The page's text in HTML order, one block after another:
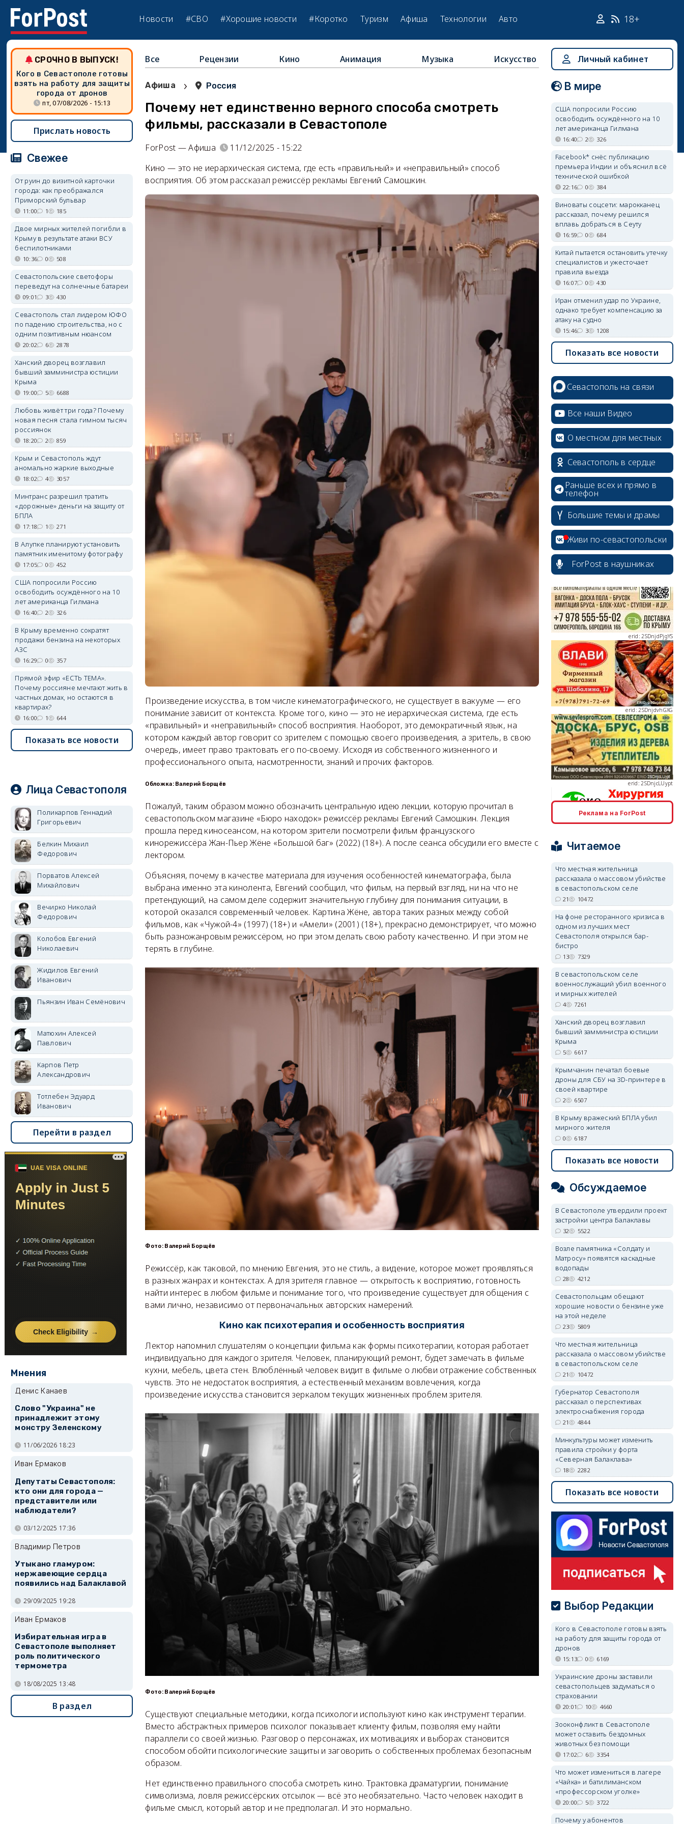
Новости #СВО #Хорошие новости #Коротко Туризм Афиша Технологии Авто 18+
Все Рецензии Кино Анимация Музыка Искусство
Афиша › Россия
Почему нет единственно верного способа смотреть
фильмы, рассказали в Севастополе
ForPost — Афиша
11/12/2025 - 15:22
Кино — это не иерархическая система, где есть «правильный» и «неправильный» способ
восприятия. Об этом рассказал режиссёр рекламы Евгений Самошкин.
Произведение искусства, в том числе кинематографического, не существует в вакууме — его
понимание зависит от контекста. Кроме того, кино — это не иерархическая система, где есть
«правильный» и «неправильный» способ восприятия. Наоборот, это демократичный язык, на
котором каждый автор говорит со зрителем с помощью своего произведения, а зритель, в свою
очередь, имеет право трактовать его по-своему. Исходя из собственного жизненного и
профессионального опыта, насмотренности, знаний и прочих факторов.
Обложка: Валерий Борщёв
Пожалуй, таким образом можно обозначить центральную идею лекции, которую прочитал в
севастопольском магазине «Бюро находок» режиссёр рекламы Евгений Самошкин. Лекция
прошла перед киносеансом, на котором зрители посмотрели фильм французского
кинорежиссёра Жан-Пьер Жёне «Большой баг» (2022) (18+). А после сеанса обсудили его вместе с
лектором.
Объясняя, почему в качестве материала для изучения особенностей кинематографа, была
выбрана именно эта кинолента, Евгений сообщил, что фильм, на первый взгляд, ни на что не
претендующий, на самом деле содержит значительную глубину для понимания ситуации, в
которой оказался современный человек. Картина Жёне, автора таких разных между собой
фильмов, как «Чужой-4» (1997) (18+) и «Амели» (2001) (18+), прекрасно демонстрирует, что можно
быть разножанровым режиссёром, но при этом делать свою работу качественно. И при этом не
терять в глубине.
Фото: Валерий Борщёв
Режиссёр, как таковой, по мнению Евгения, это не стиль, а видение, которое может проявляться
в разных жанрах и контекстах. А для зрителя главное — открытость к восприятию, готовность
найти интерес в любом фильме и понимание того, что произведение существует для общения с
вами лично, независимо от первоначальных авторских намерений.
Кино как психотерапия и особенность восприятия
Лектор напомнил слушателям о концепции фильма как формы психотерапии, которая работает
индивидуально для каждого зрителя. Человек, планирующий ремонт, будет замечать в фильме
кухни, мебель, цвета стен. Влюблённый человек видит в фильме о любви отражение собственных
чувств. Это не недостаток восприятия, а естественный механизм вовлечения, когда
произведение искусства становится зеркалом текущих жизненных проблем зрителя.
Фото: Валерий Борщёв
Существуют специальные методики, когда психологи используют кино как инструмент терапии.
Вместо абстрактных примеров психолог показывает клиенту фильм, позволяя ему найти
параллели со своей жизнью. Разговор о персонажах, их мотивациях и выборах становится
способом обойти психологические защиты и заговорить о собственных проблемах безопасным
образом.
Нет единственно правильного способа смотреть кино. Трактовка драматургии, понимание
символизма, ловля режиссёрских отсылок — всё это необязательно. Часто человек находит в
фильме смысл, который автор и не предполагал. И это нормально.
СРОЧНО В ВЫПУСК!
Кого в Севастополе готовы
взять на работу для защиты
города от дронов
пт, 07/08/2026 - 15:13
Прислать новость
Свежее
От руин до визитной карточки
города: как преображался
Приморский бульвар
11:00 1 185
Двое мирных жителей погибли в
Крыму в результате атаки ВСУ
беспилотниками
10:36 0 508
Севастопольские светофоры
переведут на солнечные батареи
09:01 3 430
Севастополь стал лидером ЮФО
по падению строительства, но с
одним позитивным нюансом
20:02 6 2878
Ханский дворец возглавил
бывший замминистра юстиции
Крыма
19:00 5 6688
Любовь живёт три года? Почему
новая песня стала гимном тысяч
россиянок
18:20 2 859
Крым и Севастополь ждут
аномально жаркие выходные
18:02 4 3057
Минтранс разрешил тратить
«дорожные» деньги на защиту от
БПЛА
17:18 1 271
В Алупке планируют установить
памятник именитому фотографу
17:05 0 452
США попросили Россию
освободить осуждённого на 10
лет американца Гилмана
16:40 2 326
В Крыму временно сократят
продажи бензина на некоторых
АЗС
16:29 0 357
Прямой эфир «ЕСТЬ ТЕМА».
Почему россияне мечтают жить в
частных домах, но остаются в
квартирах?
16:00 1 644
Показать все новости
Лица Севастополя
Поликарпов Геннадий
Григорьевич
Белкин Михаил
Федорович
Порватов Алексей
Михайлович
Вечирко Николай
Федорович
Колобов Евгений
Николаевич
Жидилов Евгений
Иванович
Пьянзин Иван Семёнович
Матюхин Алексей
Павлович
Карпов Петр
Александрович
Тотлебен Эдуард
Иванович
Перейти в раздел
Мнения
Денис Канаев
Слово "Украина" не
принадлежит этому
монстру Зеленскому
11/06/2026 18:23
Иван Ермаков
Депутаты Севастополя:
кто они для города —
представители или
наблюдатели?
03/12/2025 17:36
Владимир Петров
Утыкано гламуром:
нержавеющие сердца
появились над Балаклавой
29/09/2025 19:28
Иван Ермаков
Избирательная игра в
Севастополе выполняет
роль политического
термометра
18/08/2025 13:48
В раздел
Личный кабинет
В мире
США попросили Россию
освободить осуждённого на 10
лет американца Гилмана
16:40 2 326
Facebook* снёс публикацию
премьера Индии и объяснил всё
технической ошибкой
22:16 0 384
Виноваты соцсети: марокканец
рассказал, почему решился
вплавь добраться в Сеуту
16:59 0 684
Китай пытается остановить утечку
специалистов и ужесточает
правила выезда
16:07 0 430
Иран отменил удар по Украине,
однако требует компенсацию за
атаку на судно
15:46 3 1208
Показать все новости
Севастополь на связи
Все наши Видео
О местном для местных
Севастополь в сердце
Раньше всех и прямо в
телефон
Большие темы и драмы
Живи по-севастопольски
ForPost в наушниках
erid: 2SDnjcrDNw6
erid: 2SDnjdPjgYS
erid: 2SDnjdvhGXG
erid: 2SDnjcLUypt
erid: 2SDnjcrDNw6
Реклама на ForPost
Читаемое
Что местная жительница
рассказала о массовом убийстве
в севастопольском селе
21 10472
На фоне ресторанного кризиса в
одном из лучших мест
Севастополя открылся бар-
бистро
13 7329
В севастопольском селе
военнослужащий убил военного
и мирных жителей
4 7261
Ханский дворец возглавил
бывший замминистра юстиции
Крыма
5 6617
Крымчанин печатал боевые
дроны для СБУ на 3D-принтере в
своей квартире
2 6507
В Крыму вражеский БПЛА убил
мирного жителя
0 6187
Показать все новости
Обсуждаемое
В Севастополе утвердили проект
застройки центра Балаклавы
32 5522
Возле памятника «Солдату и
Матросу» появятся каскадные
водопады
28 4212
Севастопольцам обещают
хорошие новости о бензине уже
на этой неделе
23 5809
Что местная жительница
рассказала о массовом убийстве
в севастопольском селе
21 10472
Губернатор Севастополя
рассказал о перспективах
электроснабжения города
21 4844
Минкультуры может изменить
правила стройки у форта
«Северная Балаклава»
18 2282
Показать все новости
Выбор Редакции
Кого в Севастополе готовы взять
на работу для защиты города от
дронов
15:13 0 6169
Украинские дроны заставили
севастопольцев задуматься о
страховании
20:01 10 4660
Зооконфликт в Севастополе
может оставить бездомных
животных без помощи
17:02 6 3354
Что может измениться в лагере
«Чайка» и батилиманском
«профессорском уголке»
20:00 5 3722
Почему у абонентов